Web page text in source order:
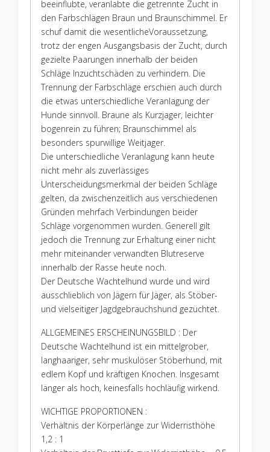
beeinflubte, veranlabte die getrennte Zucht in
den Farbschlägen Braun und Braunschimmel. Er
schuf damit die wesentlicheVoraussetzung,
trotz der engen Ausgangsbasis der Zucht, durch
gezielte Paarungen innerhalb der beiden
Schläge Inzuchtschäden zu verhindern. Die
Trennung der Farbschläge erschien auch durch
die etwas unterschiedliche Veranlagung der
Hunde sinnvoll. Braune als Kurzjager, leichter
bogenrein zu führen; Braunschimmel als
besonders spurwillige Weitjager.
Die unterschiedliche Veranlagung kann heute
nicht mehr als zuverlässiges
Unterscheidungsmerkmal der beiden Schläge
gelten, da zwischenzeitlich aus verschiedenen
Gründen mehrfach Verbindungen beider
Schläge vorgenommen wurden. Generell gilt
jedoch die Trennung zur Erhaltung einer nicht
mehr miteinander verwandten Blutreserve
innerhalb der Rasse heute noch.
Der Deutsche Wachtelhund wurde und wird
ausschlieblich von Jägern für Jäger, als Stöber-
und vielseitiger Jagdgebrauchshund gezüchtet.
ALLGEMEINES ERSCHEINUNGSBILD : Der
Deutsche Wachtelhund ist ein mittelgrober,
langhaariger, sehr muskulöser Stöberhund, mit
edlem Kopf und kräftigen Knochen. Insgesamt
länger als hoch, keinesfalls hochläufig wirkend.
WICHTIGE PROPORTIONEN :
Verhältnis der Körperlänge zur Widerristhöhe
1,2 : 1